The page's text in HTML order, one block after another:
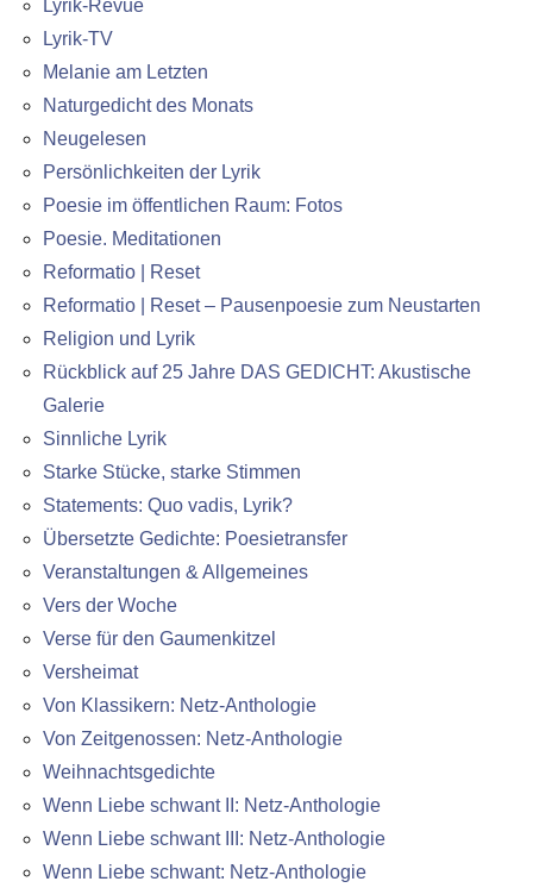
Lyrik-Revue
Lyrik-TV
Melanie am Letzten
Naturgedicht des Monats
Neugelesen
Persönlichkeiten der Lyrik
Poesie im öffentlichen Raum: Fotos
Poesie. Meditationen
Reformatio | Reset
Reformatio | Reset – Pausenpoesie zum Neustarten
Religion und Lyrik
Rückblick auf 25 Jahre DAS GEDICHT: Akustische
Galerie
Sinnliche Lyrik
Starke Stücke, starke Stimmen
Statements: Quo vadis, Lyrik?
Übersetzte Gedichte: Poesietransfer
Veranstaltungen & Allgemeines
Vers der Woche
Verse für den Gaumenkitzel
Versheimat
Von Klassikern: Netz-Anthologie
Von Zeitgenossen: Netz-Anthologie
Weihnachtsgedichte
Wenn Liebe schwant II: Netz-Anthologie
Wenn Liebe schwant III: Netz-Anthologie
Wenn Liebe schwant: Netz-Anthologie